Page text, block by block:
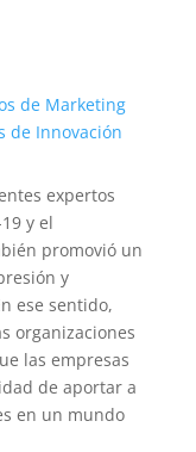
de Marketing
de Innovación
expertos
y el
promovió un
y
ese sentido,
organizaciones
las empresas
de aportar a
en un mundo